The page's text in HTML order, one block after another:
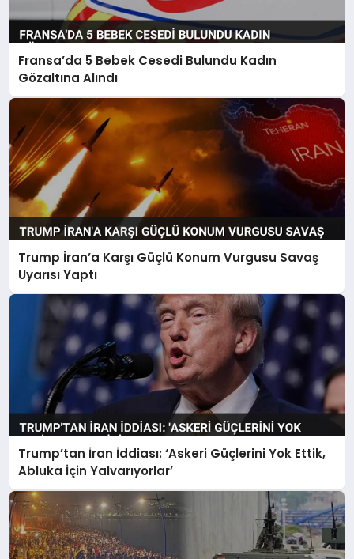
Fransa’da 5 Bebek Cesedi Bulundu Kadın
Gözaltına Alındı
Trump İran’a Karşı Güçlü Konum Vurgusu Savaş
Uyarısı Yaptı
Trump’tan İran İddiası: ‘Askeri Güçlerini Yok Ettik,
Abluka İçin Yalvarıyorlar’